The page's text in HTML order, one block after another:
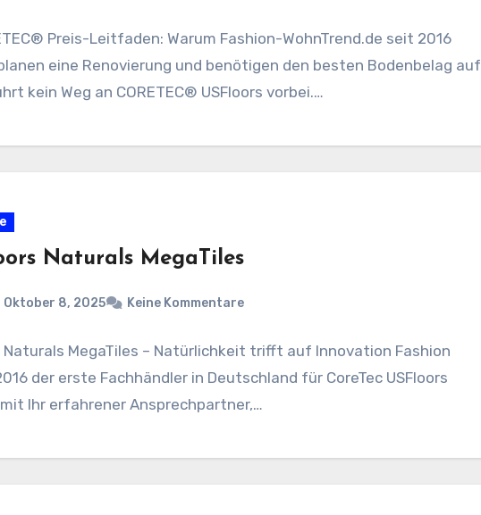
Preis-Leitfaden: Warum Fashion-WohnTrend.de seit 2016
eine Renovierung und benötigen den besten Bodenbelag auf
kein Weg an CORETEC® USFloors vorbei.…
Naturals MegaTiles
Oktober 8, 2025 Keine Kommentare
Naturals MegaTiles – Natürlichkeit trifft auf Innovation Fashion
der erste Fachhändler in Deutschland für CoreTec USFloors
Ihr erfahrener Ansprechpartner,…